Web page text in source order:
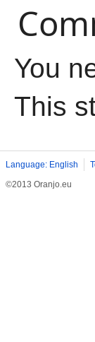
You
This
Language: English
©2013 Oranjo.eu